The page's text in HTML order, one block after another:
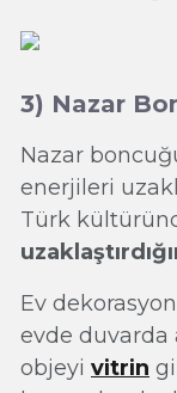
3) Nazar
Nazar
enerjileri
Türk
Ev
evde duvarda
objeyi vitrin